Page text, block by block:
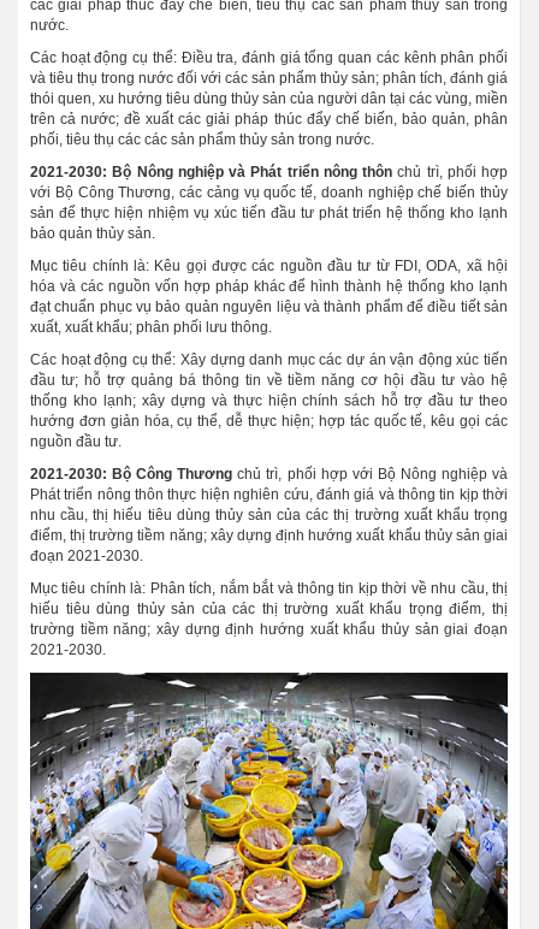
các giải pháp thúc đẩy chế biến, tiêu thụ các sản phẩm thủy sản trong
nước.
Các hoạt động cụ thể: Điều tra, đánh giá tổng quan các kênh phân phối
và tiêu thụ trong nước đối với các sản phẩm thủy sản; phân tích, đánh giá
thói quen, xu hướng tiêu dùng thủy sản của người dân tại các vùng, miền
trên cả nước; đề xuất các giải pháp thúc đẩy chế biến, bảo quản, phân
phối, tiêu thụ các các sản phẩm thủy sản trong nước.
2021-2030: Bộ Nông nghiệp và Phát triển nông thôn chủ trì, phối hợp
với Bộ Công Thương, các cảng vụ quốc tế, doanh nghiệp chế biến thủy
sản để thực hiện nhiệm vụ xúc tiến đầu tư phát triển hệ thống kho lạnh
bảo quản thủy sản.
Mục tiêu chính là: Kêu gọi được các nguồn đầu tư từ FDI, ODA, xã hội
hóa và các nguồn vốn hợp pháp khác để hình thành hệ thống kho lạnh
đạt chuẩn phục vụ bảo quản nguyên liệu và thành phẩm để điều tiết sản
xuất, xuất khẩu; phân phối lưu thông.
Các hoạt động cụ thể: Xây dựng danh mục các dự án vận động xúc tiến
đầu tư; hỗ trợ quảng bá thông tin về tiềm năng cơ hội đầu tư vào hệ
thống kho lạnh; xây dựng và thực hiện chính sách hỗ trợ đầu tư theo
hướng đơn giản hóa, cụ thể, dễ thực hiện; hợp tác quốc tế, kêu gọi các
nguồn đầu tư.
2021-2030: Bộ Công Thương chủ trì, phối hợp với Bộ Nông nghiệp và
Phát triển nông thôn thực hiện nghiên cứu, đánh giá và thông tin kịp thời
nhu cầu, thị hiếu tiêu dùng thủy sản của các thị trường xuất khẩu trọng
điểm, thị trường tiềm năng; xây dựng định hướng xuất khẩu thủy sản giai
đoạn 2021-2030.
Mục tiêu chính là: Phân tích, nắm bắt và thông tin kịp thời về nhu cầu, thị
hiếu tiêu dùng thủy sản của các thị trường xuất khẩu trọng điểm, thị
trường tiềm năng; xây dựng định hướng xuất khẩu thủy sản giai đoạn
2021-2030.